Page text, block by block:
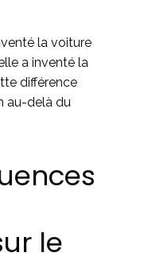
la voiture
a inventé la
différence
au-delà du
le